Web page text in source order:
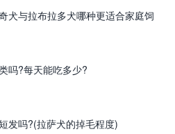
犬与拉布拉多犬哪种更适合家庭饲
吗?每天能吃多少?
发吗?(拉萨犬的掉毛程度)